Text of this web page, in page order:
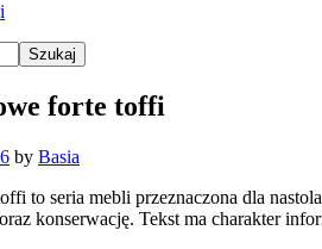
forte toffi
by Basia
to seria mebli przeznaczona dla
konserwację. Tekst ma charakter